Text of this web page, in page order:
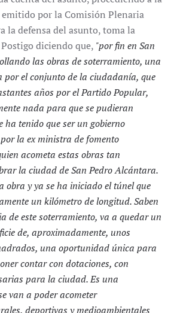
por la Comisión Plenaria
la defensa del asunto, toma la
diciendo que, "por fin en San
las obras de soterramiento, una
por el conjunto de la ciudadanía, que
años por el Partido Popular,
nada para que se pudieran
ha tenido que ser un gobierno
la ex ministra de fomento
acometa estas obras tan
la ciudad de San Pedro Alcántara.
obra y ya se ha iniciado el túnel que
un kilómetro de longitud. Saben
de este soterramiento, va a quedar un
de, aproximadamente, unos
una oportunidad única para
contar con dotaciones, con
para la ciudad. Es una
van a poder acometer
deportivas y medioambientales